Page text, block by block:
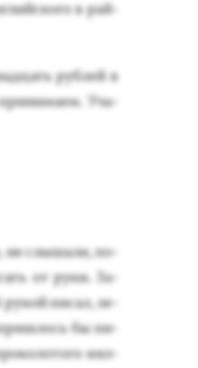
в рай­
руб­лей в
Уча­
не слы­шали, по­
от ру­ки. За­
пи­сал, ле­
бы пи­
вил­